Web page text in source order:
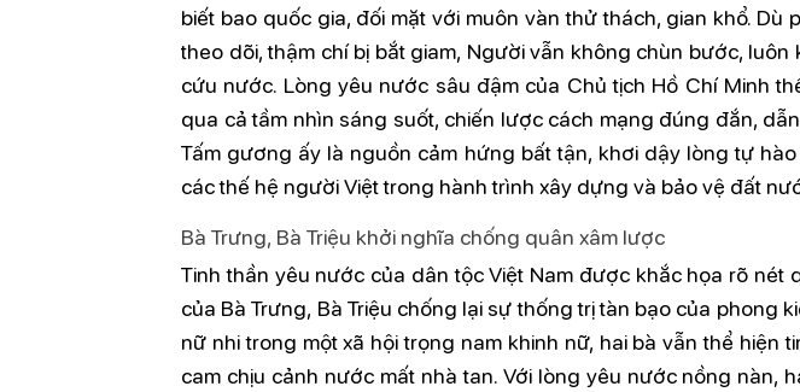
biết bao quốc gia, đối mặt với muôn vàn thử thách, gian khổ. Dù
theo dõi, thậm chí bị bắt giam, Người vẫn không chùn bước,
cứu nước. Lòng yêu nước sâu đậm của Chủ tịch Hồ Chí Minh
qua cả tầm nhìn sáng suốt, chiến lược cách mạng đúng đắn,
Tấm gương ấy là nguồn cảm hứng bất tận, khơi dậy lòng tự
các thế hệ người Việt trong hành trình xây dựng và bảo vệ đất
Bà Trưng, Bà Triệu khởi nghĩa chống quân xâm lược
Tinh thần yêu nước của dân tộc Việt Nam được khắc họa rõ nét
của Bà Trưng, Bà Triệu chống lại sự thống trị tàn bạo của phong
nữ nhi trong một xã hội trọng nam khinh nữ, hai bà vẫn thể hiện
cam chịu cảnh nước mất nhà tan. Với lòng yêu nước nồng nàn,